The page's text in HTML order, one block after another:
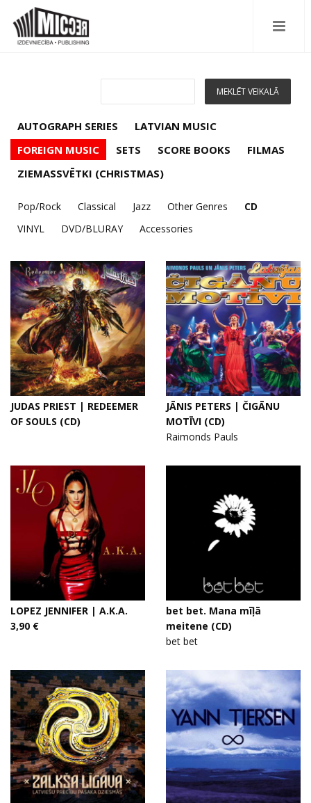
AUTOGRAPH SERIES
LATVIAN MUSIC
FOREIGN MUSIC
SETS SCORE BOOKS
FILMAS
ZIEMASSVĒTKI (CHRISTMAS)
Pop/Rock Classical Jazz Other Genres
CD
VINYL
DVD/BLURAY Accessories
JUDAS PRIEST | REDEEMER
OF SOULS (CD)
JĀNIS PETERS | ČIGĀNU
MOTĪVI (CD)
Raimonds Pauls
LOPEZ JENNIFER | A.K.A.
3,90 €
bet bet. Mana mīļā
meitene (CD)
bet bet